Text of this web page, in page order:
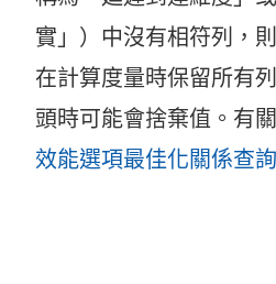
實」）中沒有相符列，
在計算度量時保留所有
頭時可能會捨棄值。有
效能選項最佳化關係查詢